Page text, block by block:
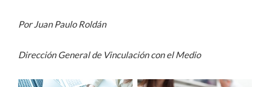
Por Juan Paulo Roldán
Dirección General de Vinculación con el Medio